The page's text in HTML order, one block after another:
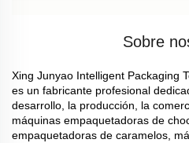
Sobre
Xing Junyao Intelligent Packaging
es un fabricante profesional
desarrollo, la producción, la
máquinas empaquetadoras de
empaquetadoras de caramelos,